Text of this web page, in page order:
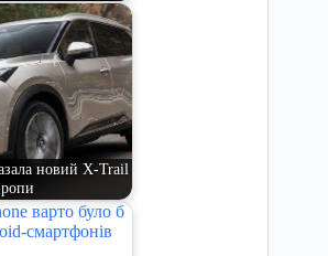
новий X-Trail